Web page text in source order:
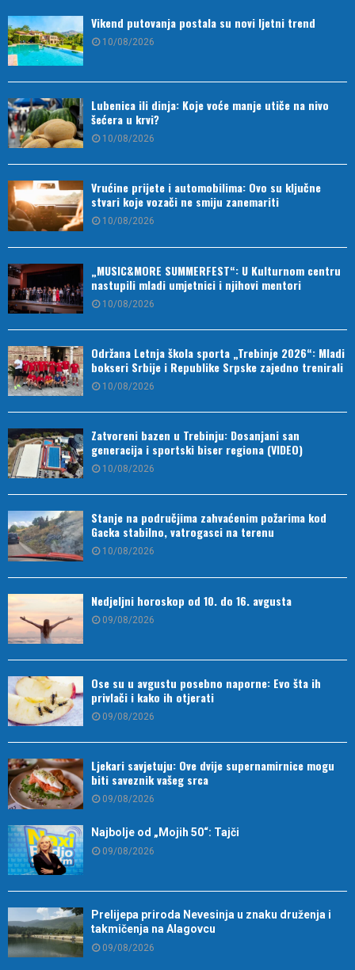
Vikend putovanja postala su novi ljetni trend
10/08/2026
Lubenica ili dinja: Koje voće manje utiče na nivo
šećera u krvi?
10/08/2026
Vrućine prijete i automobilima: Ovo su ključne
stvari koje vozači ne smiju zanemariti
10/08/2026
„MUSIC&MORE SUMMERFEST“: U Kulturnom centru
nastupili mladi umjetnici i njihovi mentori
10/08/2026
Održana Letnja škola sporta „Trebinje 2026“: Mladi
bokseri Srbije i Republike Srpske zajedno trenirali
10/08/2026
Zatvoreni bazen u Trebinju: Dosanjani san
generacija i sportski biser regiona (VIDEO)
10/08/2026
Stanje na područjima zahvaćenim požarima kod
Gacka stabilno, vatrogasci na terenu
10/08/2026
Nedjeljni horoskop od 10. do 16. avgusta
09/08/2026
Ose su u avgustu posebno naporne: Evo šta ih
privlači i kako ih otjerati
09/08/2026
Ljekari savjetuju: Ove dvije supernamirnice mogu
biti saveznik vašeg srca
09/08/2026
Najbolje od „Mojih 50“: Tajči
09/08/2026
Prelijepa priroda Nevesinja u znaku druženja i
takmičenja na Alagovcu
09/08/2026